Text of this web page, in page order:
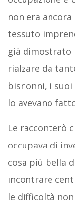
non era
tessuto
già dimostrato
rialzare da
bisnonni, i suoi
lo avevano
Le racconterò
occupava di
cosa più bella
incontrare
le difficoltà